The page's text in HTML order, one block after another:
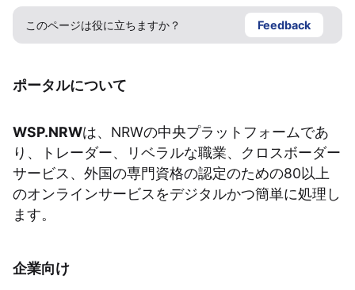
このページは役に立ちますか？ Feedback
ポータルについて
WSP.NRWは、NRWの中央プラットフォームであ
り、トレーダー、リベラルな職業、クロスボーダー
サービス、外国の専門資格の認定のための80以上
のオンラインサービスをデジタルかつ簡単に処理し
ます。
企業向け